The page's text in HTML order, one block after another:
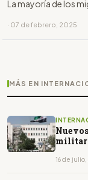
La mayoría de los
· 07 de febrero, 2025
MÁS EN
militar
16 de